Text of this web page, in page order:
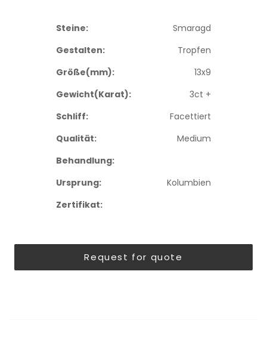
Steine:
Smaragd
Gestalten:
Tropfen
Größe(mm):
13x9
Gewicht(Karat):
3ct +
Schliff:
Facettiert
Qualität:
Medium
Behandlung:
Ursprung:
Kolumbien
Zertifikat:
Request for quote